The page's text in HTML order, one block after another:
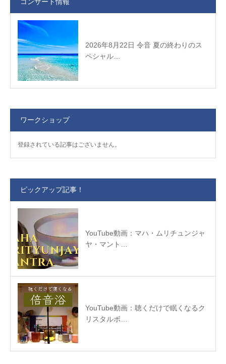
2026年8月22日 令音 夏の終わりのス
ペシャル…
ワークショップ
登録されている記事はございません。
ピックアップ記事！
YouTube動画：マハ・ムリチュンジャ
ヤ・マント…
YouTube動画：聴くだけで眠くなるク
リスタルボ…